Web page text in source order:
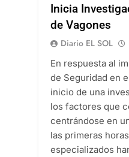
Inicia
de Vagones
Diario EL SOL
En respuesta al
de Seguridad en
inicio de una
los factores que
centrándose en
las primeras
especializados